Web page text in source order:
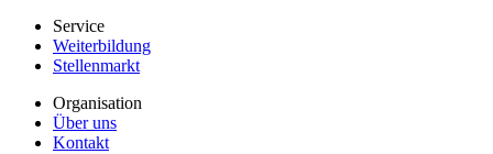
Service
Weiterbildung
Stellenmarkt
Organisation
Über uns
Kontakt